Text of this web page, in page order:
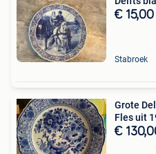
€ 15,00
Stabroek
Grote
Fles uit
€